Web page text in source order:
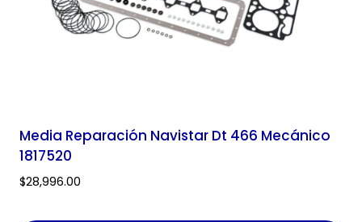
Media Reparación Navistar Dt 466 Mecánico
1817520
$28,996.00